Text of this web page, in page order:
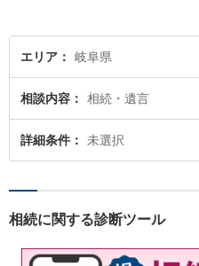
エリア 岐阜県
相談内容 相続・遺言
詳細条件 未選択
相続に関する診断ツール